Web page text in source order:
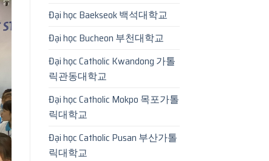
Đại học Baekseok 백석대학교
Đại học Bucheon 부천대학교
Đại học Catholic Kwandong 가톨
릭관동대학교
Đại học Catholic Mokpo 목포가톨
릭대학교
Đại học Catholic Pusan 부산가톨
릭대학교